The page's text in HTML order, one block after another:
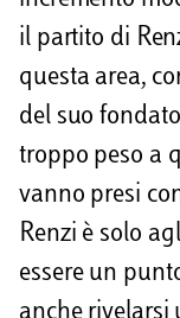
il partito di
questa area,
del suo
troppo peso a
vanno presi
Renzi è solo
essere un
anche rivelarsi